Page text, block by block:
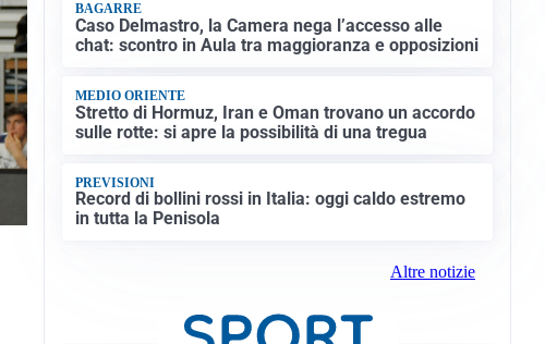
BAGARRE
Caso Delmastro, la Camera nega l’accesso alle
chat: scontro in Aula tra maggioranza e opposizioni
MEDIO ORIENTE
Stretto di Hormuz, Iran e Oman trovano un accordo
sulle rotte: si apre la possibilità di una tregua
PREVISIONI
Record di bollini rossi in Italia: oggi caldo estremo
in tutta la Penisola
Altre notizie